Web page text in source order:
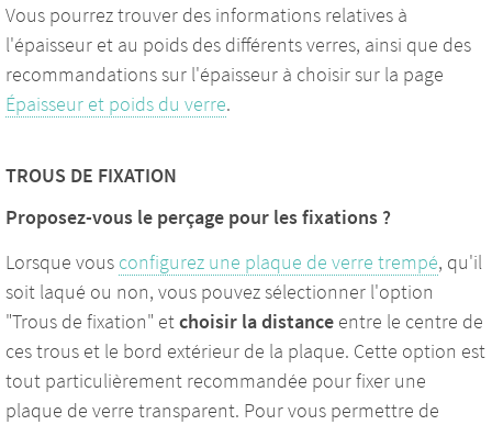
Vous pourrez trouver des informations relatives à
l'épaisseur et au poids des différents verres, ainsi que des
recommandations sur l'épaisseur à choisir sur la page
Épaisseur et poids du verre.
TROUS DE FIXATION
Proposez-vous le perçage pour les fixations ?
Lorsque vous configurez une plaque de verre trempé, qu'il
soit laqué ou non, vous pouvez sélectionner l'option
"Trous de fixation" etchoisir la distance entre le centre de
ces trous et le bord extérieur de la plaque. Cette option est
tout particulièrement recommandée pour fixer une
plaque de verre transparent. Pour vous permettre de